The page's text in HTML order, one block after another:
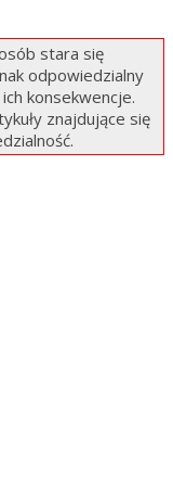
stara się
odpowiedzialny
konsekwencje.
znajdujące się